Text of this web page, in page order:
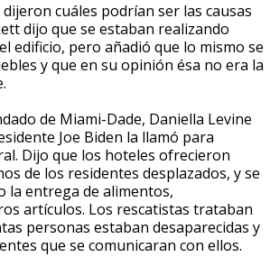
cuáles podrían ser las causas
dijo que se estaban realizando
edificio, pero añadió que lo mismo se
y que en su opinión ésa no era la
de Miami-Dade, Daniella Levine
Joe Biden la llamó para
Dijo que los hoteles ofrecieron
de los residentes desplazados, y se
la entrega de alimentos,
artículos. Los rescatistas trataban
personas estaban desaparecidas y
que se comunicaran con ellos.